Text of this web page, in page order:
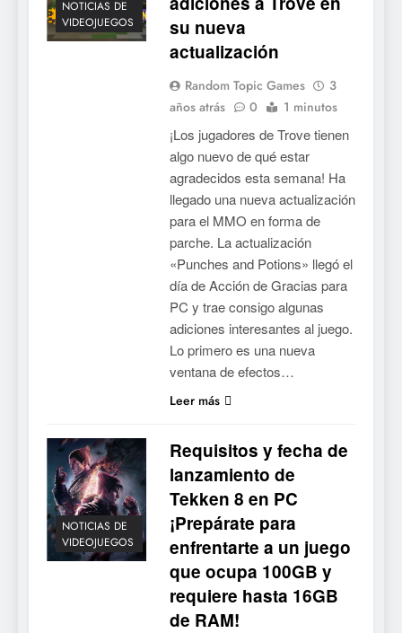
NOTICIAS DE
VIDEOJUEGOS
su nueva
actualización
Random Topic Games
3
años atrás
0 1 minutos
¡Los jugadores de Trove tienen
algo nuevo de qué estar
agradecidos esta semana! Ha
llegado una nueva actualización
para el MMO en forma de
parche. La actualización
«Punches and Potions» llegó el
día de Acción de Gracias para
PC y trae consigo algunas
adiciones interesantes al juego.
Lo primero es una nueva
ventana de efectos…
Leer más
NOTICIAS DE
VIDEOJUEGOS
Requisitos y fecha de
lanzamiento de
Tekken 8 en PC
¡Prepárate para
enfrentarte a un juego
que ocupa 100GB y
requiere hasta 16GB
de RAM!